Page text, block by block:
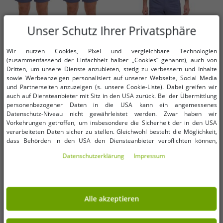
Verfügbare Größen
S
2er Pack THE NORTH FACE
Mountain Athletics Herren Fleece-
Shorts sportliche Sommer-Hose
mit Eingriffstaschen
NF0A82300EA1 Blau
UVP:119,98 €* 9,99 €
In den Warenkorb
Verfügbare Größen
S
THE NORTH FACE Mountain
Athletics Herren Fleece-Shorts
sportliche Sommer-Hose mit
Eingrifftaschen NF0A82300EA1
Blau
UVP: 59,99 €* 5,99 €
In den Warenkorb
-96%
Unser Schutz Ihrer Privatsphäre
Wir nutzen Cookies, Pixel und vergleichbare Technologien
(zusammenfassend der Einfachheit halber „Cookies“ genannt), auch von
Dritten, um unsere Dienste anzubieten, stetig zu verbessern und Inhalte
sowie Werbeanzeigen personalisiert auf unserer Webseite, Social Media
und Partnerseiten anzuzeigen (s. unsere Cookie-Liste). Dabei greifen wir
auch auf Diensteanbieter mit Sitz in den USA zurück. Bei der Übermittlung
personenbezogener Daten in die USA kann ein angemessenes
Datenschutz-Niveau nicht gewährleistet werden. Zwar haben wir
Vorkehrungen getroffen, um insbesondere die Sicherheit der in den USA
verarbeiteten Daten sicher zu stellen. Gleichwohl besteht die Möglichkeit,
dass Behörden in den USA den Diensteanbieter verpflichten können,
im Einzelfall auf Basis entsprechender US-Gesetzgebung, ein wirksamer
Zugriff informiert wirst. Mit Deiner Einwilligung gem. Art. 49 Abs. 1 lit. a
DSGVO erklärst Du Dich in die Übermittlung in die USA für einverstanden
(s.a. unsere Datenschutzerklärung). Du hast die Wahl, ob nur notwendige
Cookies verwendet werden sollen oder ob Du darüber hinaus weitere
Cookies akzeptieren möchtest. Standardmäßig sind nur notwendige Dienste
Daten­schutz­erklärung Impressum
Alle akzeptieren